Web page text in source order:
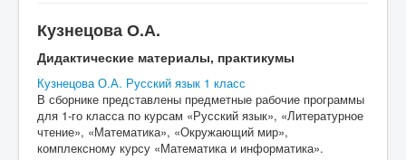
Кузнецова О.А.
Дидактические материалы, практикумы
Кузнецова О.А. Русский язык 1 класс
В сборнике представлены предметные рабочие программы
для 1-го класса по курсам «Русский язык», «Литературное
чтение», «Математика», «Окружающий мир»,
комплексному курсу «Математика и информатика».